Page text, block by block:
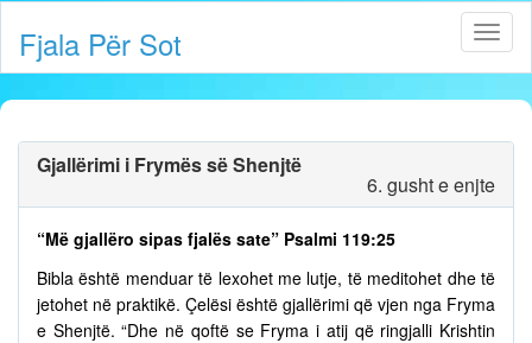
Fjala Për Sot
Gjallërimi i Frymës së Shenjtë
6. gusht e enjte
“Më gjallëro sipas fjalës sate” Psalmi 119:25
Bibla është menduar të lexohet me lutje, të meditohet dhe të
jetohet në praktikë. Çelësi është gjallërimi që vjen nga Fryma
e Shenjtë. “Dhe në qoftë se Fryma i atij që ringjalli Krishtin